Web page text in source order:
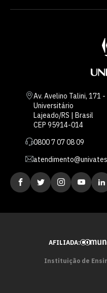
Av. Avelino Talini, 171
Universitário
Lajeado/RS | Brasil
CEP 95914-014
0800 7 07 08 09
AFILIADA:
Instituição de